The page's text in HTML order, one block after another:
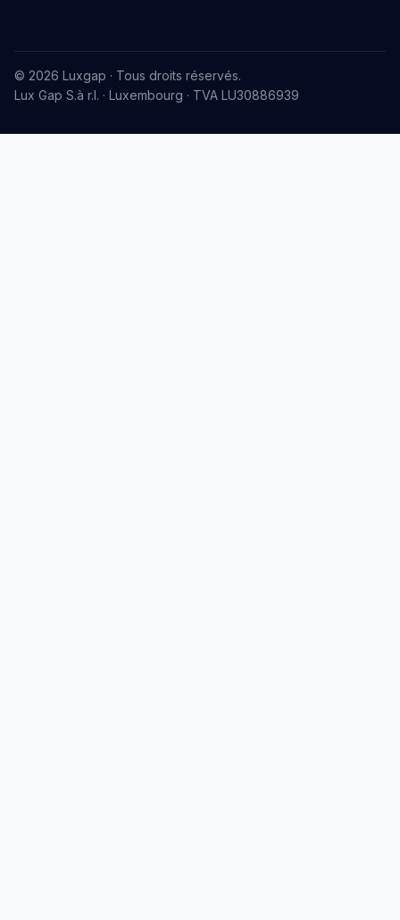
© 2026 Luxgap · Tous droits réservés.
Lux Gap S.à r.l. · Luxembourg · TVA LU30886939